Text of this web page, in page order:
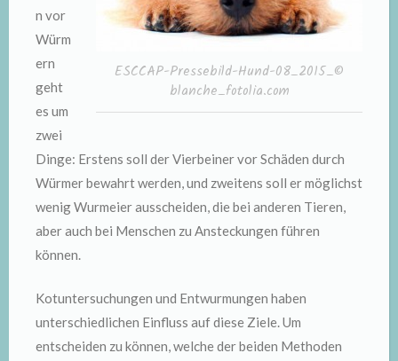
ESCCAP-Pressebild-Hund-08_2015_©
blanche_fotolia.com
n vor
Würm
ern
geht
es um
zwei
Dinge: Erstens soll der Vierbeiner vor Schäden durch
Würmer bewahrt werden, und zweitens soll er möglichst
wenig Wurmeier ausscheiden, die bei anderen Tieren,
aber auch bei Menschen zu Ansteckungen führen
können.
Kotuntersuchungen und Entwurmungen haben
unterschiedlichen Einfluss auf diese Ziele. Um
entscheiden zu können, welche der beiden Methoden